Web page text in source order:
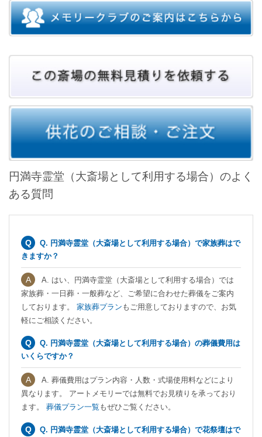
円満寺霊堂（大斎場として利用する場合）のよく
ある質問
Q. 円満寺霊堂（大斎場として利用する場合）で家族葬はで
きますか？
A. はい、円満寺霊堂（大斎場として利用する場合）では
家族葬・一日葬・一般葬など、ご希望に合わせた葬儀をご案内
しております。 家族葬プラン もご用意しておりますので、お気
軽にご相談ください。
Q. 円満寺霊堂（大斎場として利用する場合）の葬儀費用は
いくらですか？
A. 葬儀費用はプラン内容・人数・式場使用料などにより
異なります。 アートメモリーでは無料でお見積りを承っており
ます。 葬儀プラン一覧 もぜひご覧ください。
Q. 円満寺霊堂（大斎場として利用する場合）で花祭壇はで